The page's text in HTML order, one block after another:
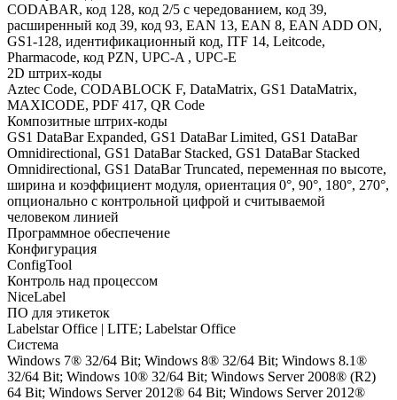
CODABAR, код 128, код 2/5 с чередованием, код 39,
расширенный код 39, код 93, EAN 13, EAN 8, EAN ADD ON,
GS1-128, идентификационный код, ITF 14, Leitcode,
Pharmacode, код PZN, UPC-A , UPC-E
2D штрих-коды
Aztec Code, CODABLOCK F, DataMatrix, GS1 DataMatrix,
MAXICODE, PDF 417, QR Code
Композитные штрих-коды
GS1 DataBar Expanded, GS1 DataBar Limited, GS1 DataBar
Omnidirectional, GS1 DataBar Stacked, GS1 DataBar Stacked
Omnidirectional, GS1 DataBar Truncated, переменная по высоте,
ширина и коэффициент модуля, ориентация 0°, 90°, 180°, 270°,
опционально с контрольной цифрой и считываемой
человеком линией
Программное обеспечение
Конфигурация
ConfigTool
Контроль над процессом
NiceLabel
ПО для этикеток
Labelstar Office | LITE; Labelstar Office
Система
Windows 7® 32/64 Bit; Windows 8® 32/64 Bit; Windows 8.1®
32/64 Bit; Windows 10® 32/64 Bit; Windows Server 2008® (R2)
64 Bit; Windows Server 2012® 64 Bit; Windows Server 2012®